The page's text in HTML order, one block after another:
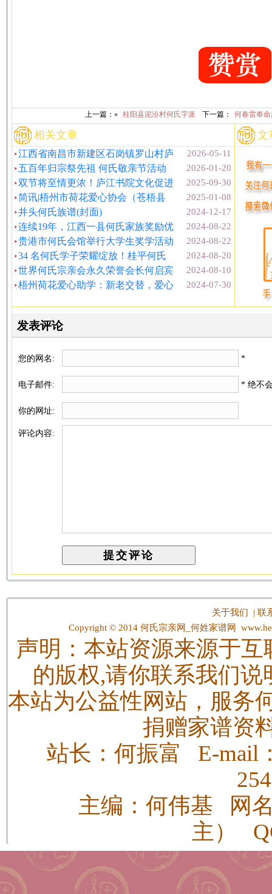
上一篇：« 桂阳县泥汾村何氏字派 下一篇： 何春雷奉
相关文章
2026-05-11
江西省南昌市新建区石岗镇罗山村庐
2026-01-20
五百年归宗祭先祖 何氏敬亲节活动
2025-09-30
双节将至情更浓！庐江书院文化促进
2025-01-08
简讯|梧州市荷花爱心协会（苍梧县
2024-12-17
井头何氏族谱(封面)
2024-08-22
连续19年，江西一县何氏家族奖励优
2024-08-22
贵港市何氏会馆举行大学生奖学活动
2024-08-20
34 名何氏学子荣耀绽放！桂平何氏
2024-08-10
世界何氏宗亲会永久荣誉会长何启宾
2024-07-30
梧州荷花爱心助学：新老交替，爱心
文
发表评论
您的网名: *
电子邮件: * 绝不
你的网址:
评论内容:
关于我们 |联
Copyright © 2014 何氏宗亲网_何姓家谱网
声明：本站资源来源于
的版权,请你联系我们
本站为公益性网站，服务
捐赠家谱资
站长：何振富 E-mail
主编：何伟基 网
主）